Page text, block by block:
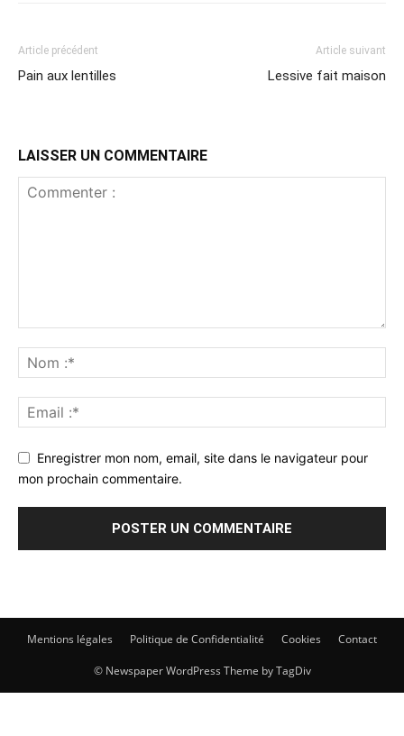
Article précédent
Pain aux lentilles
Article suivant
Lessive fait maison
LAISSER UN COMMENTAIRE
Enregistrer mon nom, email, site dans le navigateur pour
mon prochain commentaire.
Mentions légales Politique de Confidentialité Cookies Contact
© Newspaper WordPress Theme by TagDiv